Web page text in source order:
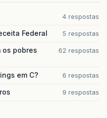
4 respostas
Federal 5 respostas
os pobres
62 respostas
em C? 6 respostas
9 respostas